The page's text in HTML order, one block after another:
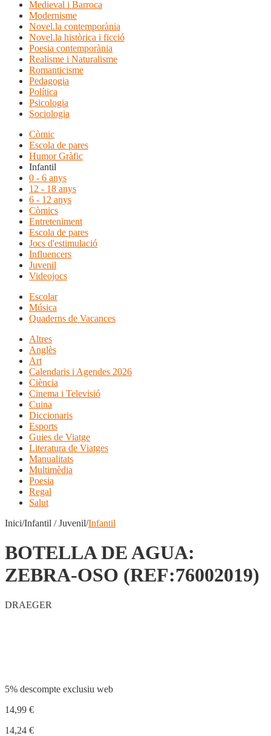
Medieval i Barroca
Modernisme
Novel.la contemporània
Novel.la històrica i ficció
Poesia contemporània
Realisme i Naturalisme
Romanticisme
Pedagogia
Política
Psicologia
Sociologia
Còmic
Escola de pares
Humor Gràfic
Infantil
0 - 6 anys
12 - 18 anys
6 - 12 anys
Còmics
Entreteniment
Escola de pares
Jocs d'estimulació
Influencers
Juvenil
Videojocs
Escolar
Música
Quaderns de Vacances
Altres
Anglès
Art
Calendaris i Agendes 2026
Ciència
Cinema i Televisió
Cuina
Diccionaris
Esports
Guies de Viatge
Literatura de Viatges
Manualitats
Multimèdia
Poesia
Regal
Salut
Inici/Infantil / Juvenil/Infantil
BOTELLA DE AGUA:
ZEBRA-OSO (REF:76002019)
DRAEGER
5% descompte exclusiu web
14,99 €
14,24 €